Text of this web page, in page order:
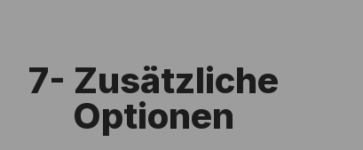
7- Zusätzliche
Optionen